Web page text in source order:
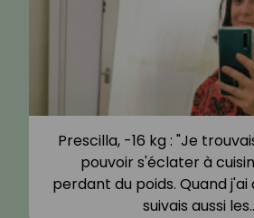
Prescilla, -16 kg : "Je
pouvoir s'éclater à
perdant du poids. Quand
suivais aussi